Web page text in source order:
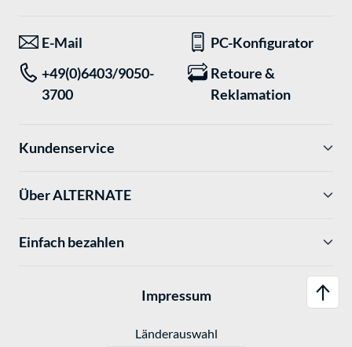
E-Mail
PC-Konfigurator
+49(0)6403/9050-
3700
Retoure &
Reklamation
Kundenservice
Über ALTERNATE
Einfach bezahlen
Impressum
Länderauswahl